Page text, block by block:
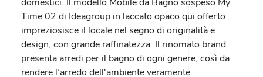
Time 02 di Ideagroup in laccato opaco qui offerto
impreziosisce il locale nel segno di originalità e
design, con grande raffinatezza. Il rinomato brand
presenta arredi per il bagno di ogni genere, così da
rendere l’arredo dell'ambiente veramente